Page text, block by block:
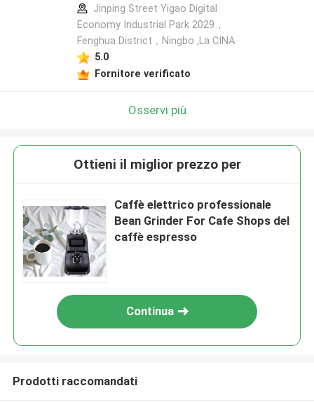
Jinping Street Yigao Digital
Economy Industrial Park 2029，
Fenghua District，Ningbo ,La CINA
5.0
Fornitore verificato
Osservi più
Ottieni il miglior prezzo per
Caffè elettrico professionale
Bean Grinder For Cafe Shops del
caffè espresso
Continua
Prodotti raccomandati